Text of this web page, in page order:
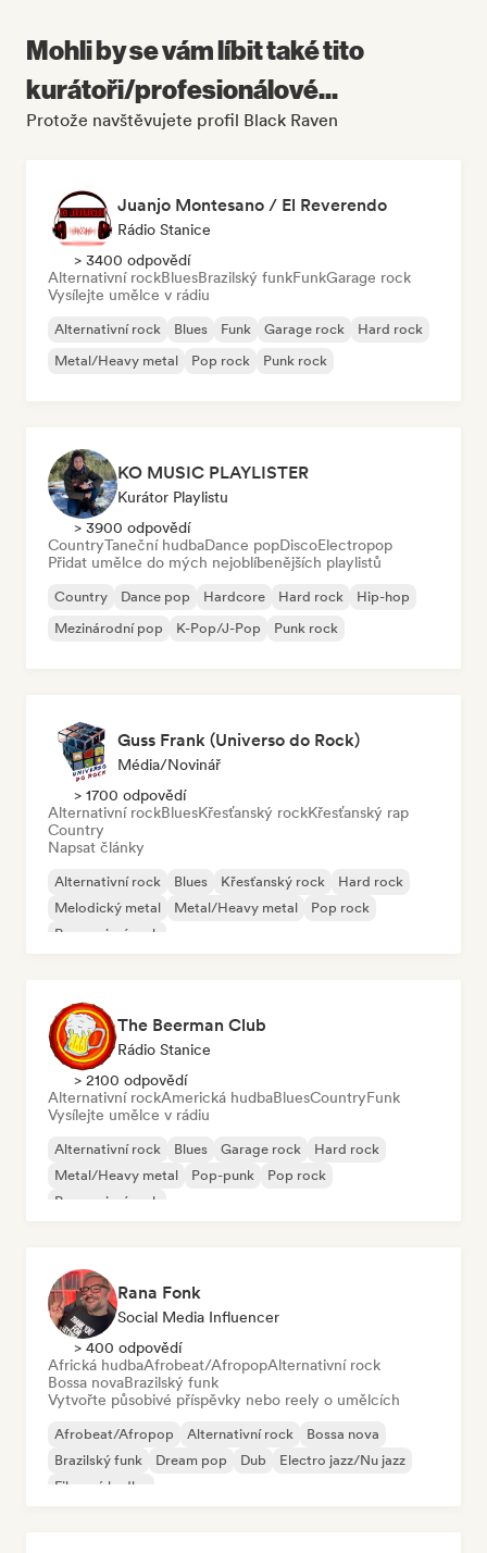
Mohli by se vám líbit také tito
kurátoři/profesionálové...
Protože navštěvujete profil Black Raven
Juanjo Montesano / El Reverendo
Rádio Stanice
> 3400 odpovědí
Alternativní rockBluesBrazilský funkFunkGarage rock
Vysílejte umělce v rádiu
Alternativní rock Blues Funk Garage rock
Hard rock
Metal/Heavy metal
Pop rock Punk rock
KO MUSIC PLAYLISTER
Kurátor Playlistu
> 3900 odpovědí
CountryTaneční hudbaDance popDiscoElectropop
Přidat umělce do mých nejoblíbenějších playlistů
Country Dance pop Hardcore Hard rock
Hip-hop
Mezinárodní pop
K-Pop/J-Pop Punk rock
Guss Frank (Universo do Rock)
Média/novinář
> 1700 odpovědí
Alternativní rockBluesKřesťanský rockKřesťanský rap
Country
Napsat články
Alternativní rock Blues Křesťanský rock
Hard rock
Melodický metal
Metal/Heavy metal
Pop rock
Progresivní rock
The Beerman Club
Rádio Stanice
> 2100 odpovědí
Alternativní rockAmerická hudbaBluesCountryFunk
Vysílejte umělce v rádiu
Alternativní rock Blues Garage rock
Hard rock
Metal/Heavy metal
Pop-punk
Pop rock
Progresivní rock
Rana Fonk
Social Media Influencer
> 400 odpovědí
Africká hudbaAfrobeat/AfropopAlternativní rock
Bossa novaBrazilský funk
Vytvořte působivé příspěvky nebo reely o umělcích
Afrobeat/Afropop Alternativní rock
Bossa nova
Brazilský funk
Dream pop Dub
Electro jazz/Nu jazz
Filmová hudba